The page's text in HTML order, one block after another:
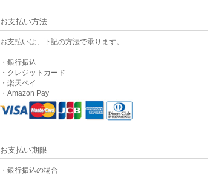
お支払い方法
お支払いは、下記の方法で承ります。
・銀行振込
・クレジットカード
・楽天ペイ
・Amazon Pay
お支払い期限
・銀行振込の場合